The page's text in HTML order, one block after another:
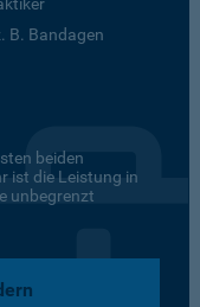
B. Bandagen
beiden
ist die Leistung in
unbegrenzt